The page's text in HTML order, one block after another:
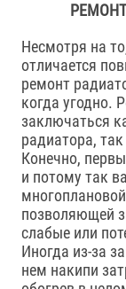
РЕМОНТ
Несмотря на
отличается
ремонт
когда угодно.
заключаться
радиатора,
Конечно,
и потому так
позволяющей
слабые или
Иногда из-за
нем накипи